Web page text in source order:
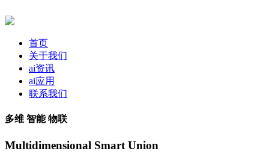
首页
关于我们
ai资讯
ai应用
联系我们
多维 智能 物联
Multidimensional Smart Union